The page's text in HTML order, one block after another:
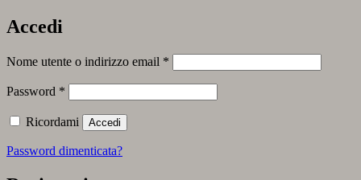
Accedi
Nome utente o indirizzo email *
Password *
Ricordami Accedi
Password dimenticata?